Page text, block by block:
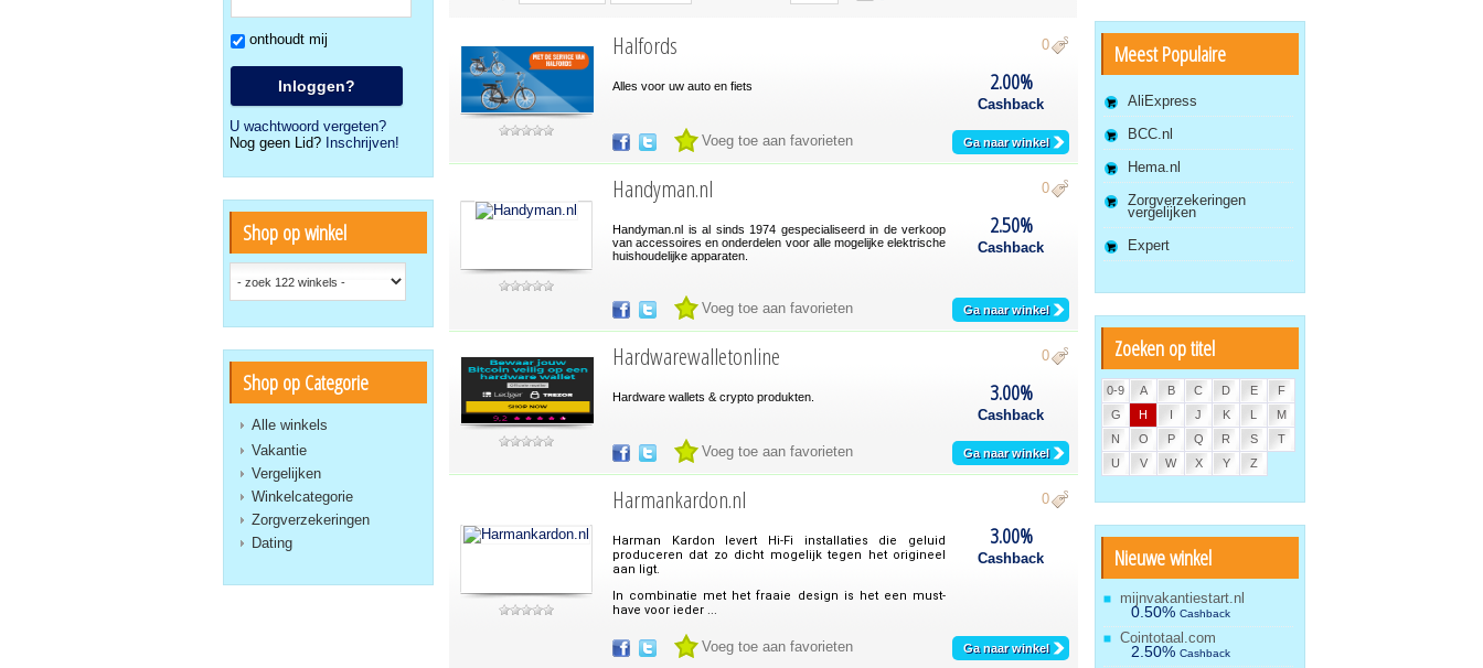
onthoudt mij
U wachtwoord vergeten?
Nog geen Lid? Inschrijven!
Shop op winkel
Shop op Categorie
Alle winkels
Vakantie
Vergelijken
Winkelcategorie
Zorgverzekeringen
Dating
Halfords 0
Alles voor uw auto en fiets 2.00%
Cashback
Voeg toe aan favorieten Ga naar winkel
Handyman.nl 0
Handyman.nl is al sinds 1974 gespecialiseerd in de verkoop
van accessoires en onderdelen voor alle mogelijke elektrische
huishoudelijke apparaten.
2.50%
Cashback
Voeg toe aan favorieten Ga naar winkel
Hardwarewalletonline 0
Hardware wallets & crypto produkten. 3.00%
Cashback
Voeg toe aan favorieten Ga naar winkel
Harmankardon.nl 0
Harman Kardon levert Hi-Fi installaties die geluid
produceren dat zo dicht mogelijk tegen het origineel
aan ligt.
In combinatie met het fraaie design is het een must-
have voor ieder ...
3.00%
Cashback
Voeg toe aan favorieten Ga naar winkel
Meest Populaire
AliExpress
BCC.nl
Hema.nl
Zorgverzekeringen
vergelijken
Expert
Zoeken op titel
0-9 A B C D E
F
G
H I J K L
M
N
O P Q R S
T
U
V W X Y Z
Nieuwe winkel
mijnvakantiestart.nl
0.50% Cashback
Cointotaal.com
2.50% Cashback